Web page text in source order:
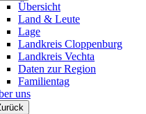
Übersicht
Land & Leute
Lage
Landkreis Cloppenburg
Landkreis Vechta
Daten zur Region
Familientag
uns